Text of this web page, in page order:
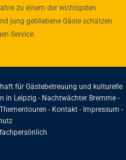
zu einem der wichtigsten
jung gebliebene Gäste schätzen
Service.
für Gästebetreuung und kulturelle
in Leipzig - Nachtwächter Bremme -
- Kontakt- Impressum -